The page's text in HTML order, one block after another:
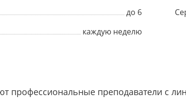
до 6
каждую неделю
профессиональные преподаватели с